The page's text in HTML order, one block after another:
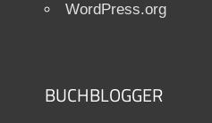
WordPress.org
BUCHBLOGGER